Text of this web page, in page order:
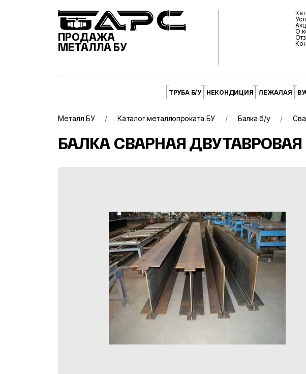
ПРОДАЖА
МЕТАЛЛА БУ
О
ТРУБА Б/У НЕКОНДИЦИЯ ЛЕЖАЛАЯ
Металл БУ Каталог металлопроката БУ Балка б/у
БАЛКА СВАРНАЯ ДВУТАВРОВАЯ